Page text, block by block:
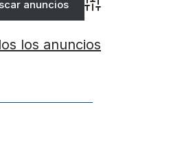
Búsqueda
los anuncios